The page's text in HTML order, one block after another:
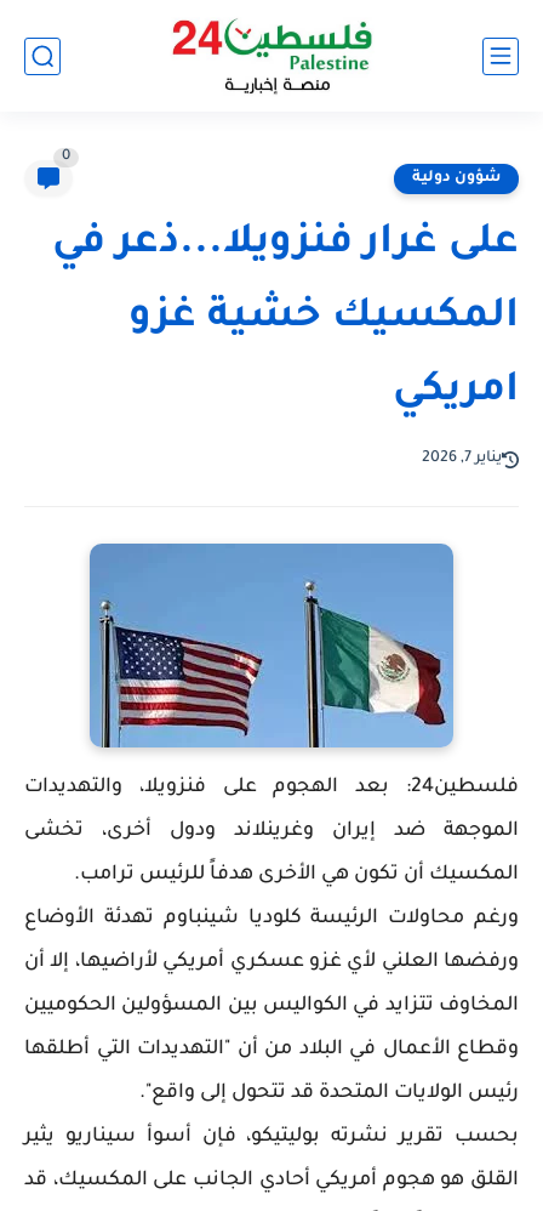
شؤون دولية
0
على غرار فنزويلا...ذعر في
المكسيك خشية غزو
امريكي
يناير 7, 2026
فلسطين24: بعد الهجوم على فنزويلا، والتهديدات
الموجهة ضد إيران وغرينلاند ودول أخرى، تخشى
المكسيك أن تكون هي الأخرى هدفاً للرئيس ترامب.
ورغم محاولات الرئيسة كلوديا شينباوم تهدئة الأوضاع
ورفضها العلني لأي غزو عسكري أمريكي لأراضيها، إلا أن
المخاوف تتزايد في الكواليس بين المسؤولين الحكوميين
وقطاع الأعمال في البلاد من أن "التهديدات التي أطلقها
رئيس الولايات المتحدة قد تتحول إلى واقع".
بحسب تقرير نشرته بوليتيكو، فإن أسوأ سيناريو يثير
القلق هو هجوم أمريكي أحادي الجانب على المكسيك، قد